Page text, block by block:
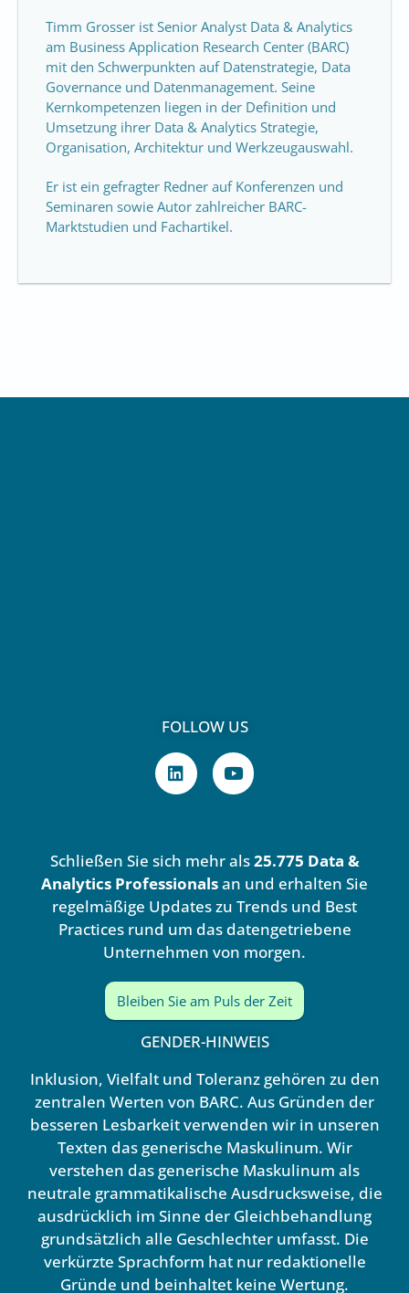
Timm Grosser ist Senior Analyst Data & Analytics
am Business Application Research Center (BARC)
mit den Schwerpunkten auf Datenstrategie, Data
Governance und Datenmanagement. Seine
Kernkompetenzen liegen in der Definition und
Umsetzung ihrer Data & Analytics Strategie,
Organisation, Architektur und Werkzeugauswahl.
Er ist ein gefragter Redner auf Konferenzen und
Seminaren sowie Autor zahlreicher BARC-
Marktstudien und Fachartikel.
FOLLOW US
L
i
n
i
n
Y
o
u
e
Schließen Sie sich mehr als25.775 Data &
Analytics Professionalsan und erhalten Sie
regelmäßige Updates zu Trends und Best
Practices rund um das datengetriebene
Unternehmen von morgen.
Bleiben Sie am Puls der Zeit
GENDER-HINWEIS
Inklusion, Vielfalt und Toleranz gehören zu den
zentralen Werten von BARC. Aus Gründen der
besseren Lesbarkeit verwenden wir in unseren
Texten das generische Maskulinum. Wir
verstehen das generische Maskulinum als
neutrale grammatikalische Ausdrucksweise, die
ausdrücklich im Sinne der Gleichbehandlung
grundsätzlich alle Geschlechter umfasst. Die
verkürzte Sprachform hat nur redaktionelle
Gründe und beinhaltet keine Wertung.